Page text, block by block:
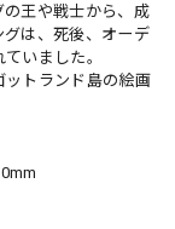
王や戦士から、成
は、死後、オーデ
いました。
ットランド島の絵画